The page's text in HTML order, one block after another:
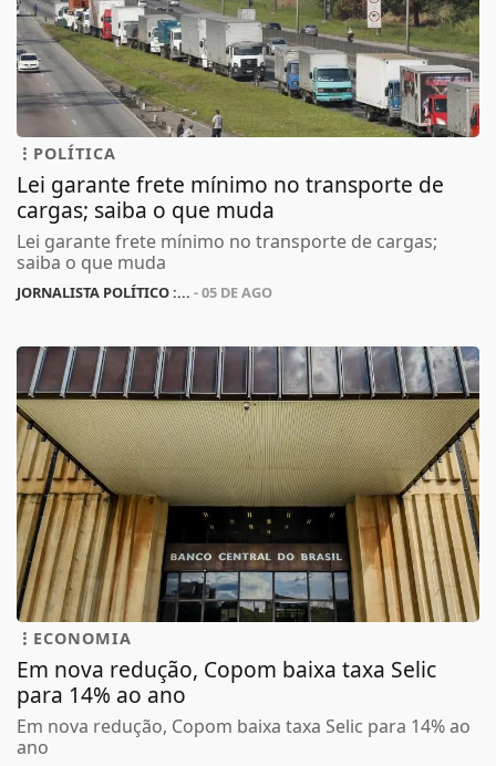
POLÍTICA
Lei garante frete mínimo no transporte de
cargas; saiba o que muda
Lei garante frete mínimo no transporte de cargas;
saiba o que muda
JORNALISTA POLÍTICO :... - 05 DE AGO
ECONOMIA
Em nova redução, Copom baixa taxa Selic
para 14% ao ano
Em nova redução, Copom baixa taxa Selic para 14% ao
ano